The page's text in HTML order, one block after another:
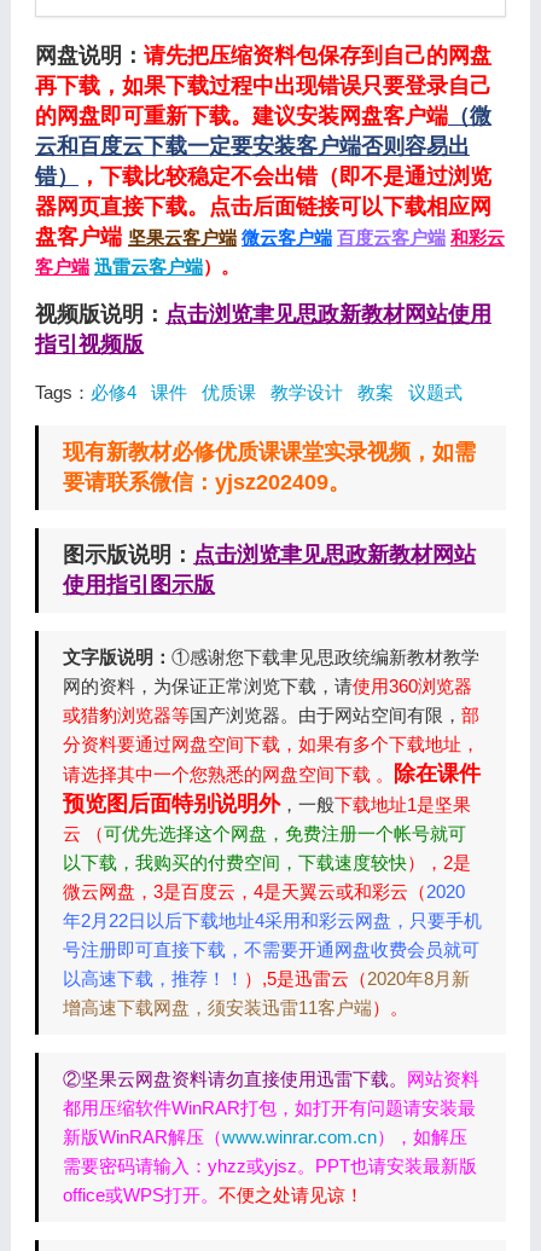
网盘说明： 请先把压缩资料包保存到自己的网盘
再下载，如果下载过程中出现错误只要登录自己
的网盘即可重新下载。建议安装网盘客户端（微
云和百度云下载一定要安装客户端否则容易出
错）
，下载比较稳定不会出错（即不是通过浏览
器网页直接下载。点击后面链接可以下载相应网
盘客户端 坚果云客户端 微云客户端 百度云客户端 和彩云
客户端 迅雷云客户端）。
视频版说明： 点击浏览聿见思政新教材网站使用
指引视频版
Tags： 必修4 课件 优质课 教学设计 教案 议题式
现有新教材必修优质课课堂实录视频，如需
要请联系微信：yjsz202409。
图示版说明： 点击浏览聿见思政新教材网站
使用指引图示版
文字版说明： ①感谢您下载聿见思政统编新教材教学
网的资料，为保证正常浏览下载，请使用360浏览器
或猎豹浏览器等国产浏览器。由于网站空间有限， 部
分资料要通过网盘空间下载，如果有多个下载地址，
请选择其中一个您熟悉的网盘空间下载 。
除在课件
预览图后面特别说明外，一般下载地址1是坚果
云 （可优先选择这个网盘，免费注册一个帐号就可
以下载，我购买的付费空间，下载速度较快），2是
微云网盘，3是百度云，4是天翼云或和彩云（2020
年2月22日以后下载地址4采用和彩云网盘，只要手机
号注册即可直接下载，不需要开通网盘收费会员就可
以高速下载，推荐！！ ）,5是迅雷云（2020年8月新
增高速下载网盘，须安装迅雷11客户端）。
②坚果云网盘资料请勿直接使用迅雷下载。 网站资料
都用压缩软件WinRAR打包，如打开有问题请安装最
新版WinRAR解压（www.winrar.com.cn），如解压
需要密码请输入：yhzz或yjsz。PPT也请安装最新版
office或WPS打开。 不便之处请见谅！